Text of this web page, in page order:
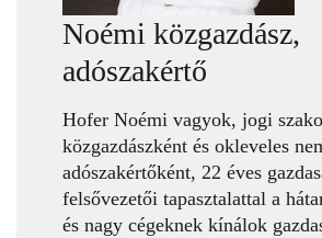
Noémi közgazdász,
adószakértő
Hofer Noémi vagyok, jogi
közgazdászként és okleveles
adószakértőként, 22 éves
felsővezetői tapasztalattal a
és nagy cégeknek kínálok